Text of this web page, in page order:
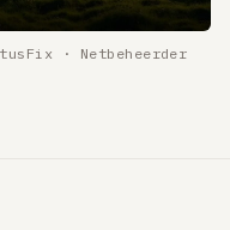
· Netbeheerder